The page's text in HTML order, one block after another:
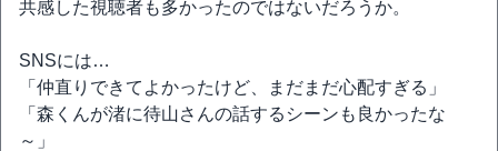
共感した視聴者も多かったのではないだろうか。
SNSには…
「仲直りできてよかったけど、まだまだ心配すぎる」
「森くんが渚に待山さんの話するシーンも良かったな
～」